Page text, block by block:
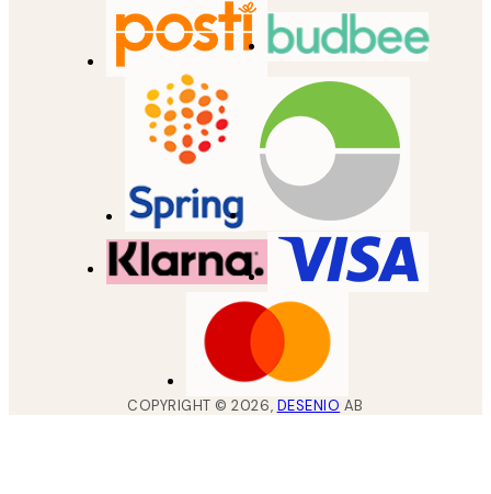
COPYRIGHT ©2026, DESENIO AB